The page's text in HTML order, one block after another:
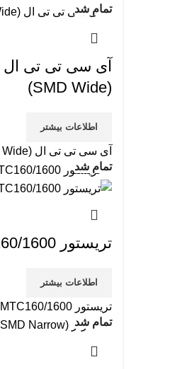
تمام شد
(SMD Wide)
اطلاعات بیشتر
آی سی تی تی ال LC245A (SMD Wide)
تمام شد
تریستور MTC160/1600
اطلاعات بیشتر
تریستور MTC160/1600
تمام شد